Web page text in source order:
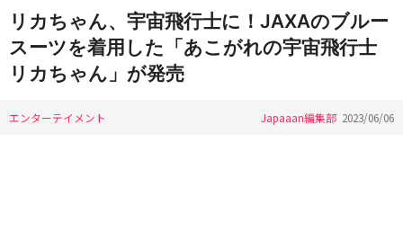
リカちゃん、宇宙飛行士に！JAXAのブルー
スーツを着用した「あこがれの宇宙飛行士
リカちゃん」が発売
エンターテイメント Japaaan編集部 2023/06/06